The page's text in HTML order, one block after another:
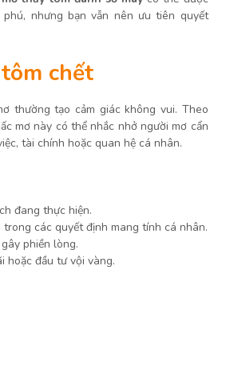
nhưng bạn vẫn nên ưu tiên quyết
chết
thường tạo cảm giác không vui. Theo
mơ này có thể nhắc nhở người mơ cẩn
tài chính hoặc quan hệ cá nhân.
đang thực hiện.
trong các quyết định mang tính cá nhân.
phiền lòng.
hoặc đầu tư vội vàng.